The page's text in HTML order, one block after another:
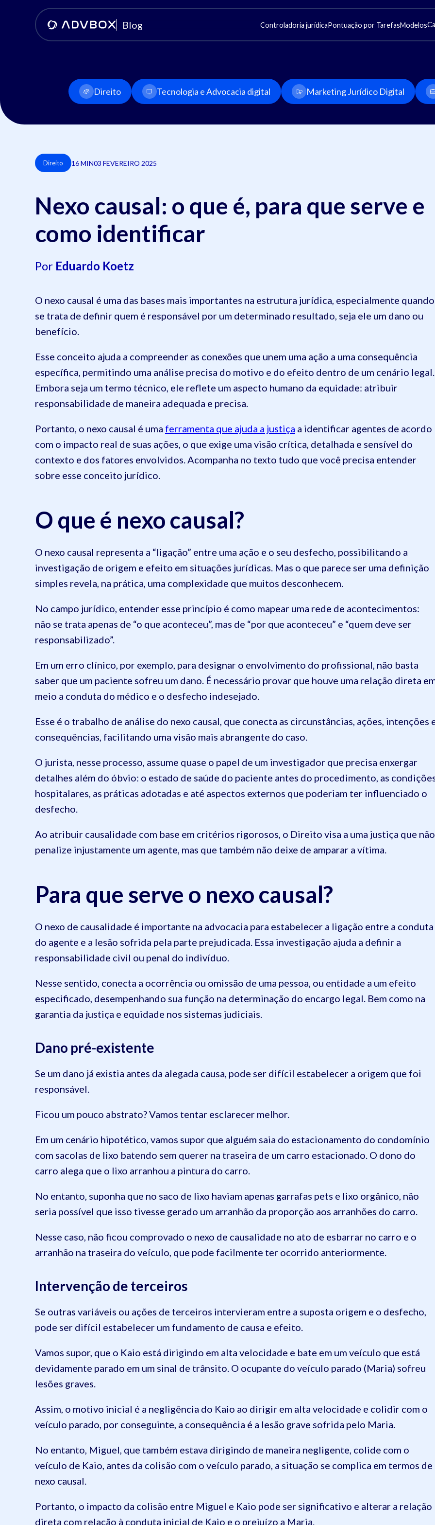
Blog Controladoria jurídicaPontuação por TarefasModelos
Direito Tecnologia e Advocacia digital Marketing Jurídico Digital
Direito 16 MIN03 FEVEREIRO 2025
Nexo causal: o que é, para que serve e
como identificar
Por Eduardo Koetz
O nexo causal é uma das bases mais importantes na estrutura jurídica, especialmente quando
se trata de definir quem é responsável por um determinado resultado, seja ele um dano ou
benefício.
Esse conceito ajuda a compreender as conexões que unem uma ação a uma consequência
específica, permitindo uma análise precisa do motivo e do efeito dentro de um cenário legal.
Embora seja um termo técnico, ele reflete um aspecto humano da equidade: atribuir
responsabilidade de maneira adequada e precisa.
Portanto, o nexo causal é uma ferramenta que ajuda a justiça a identificar agentes de acordo
com o impacto real de suas ações, o que exige uma visão crítica, detalhada e sensível do
contexto e dos fatores envolvidos. Acompanha no texto tudo que você precisa entender
sobre esse conceito jurídico.
O que é nexo causal?
O nexo causal representa a “ligação” entre uma ação e o seu desfecho, possibilitando a
investigação de origem e efeito em situações jurídicas. Mas o que parece ser uma definição
simples revela, na prática, uma complexidade que muitos desconhecem.
No campo jurídico, entender esse princípio é como mapear uma rede de acontecimentos:
não se trata apenas de “o que aconteceu”, mas de “por que aconteceu” e “quem deve ser
responsabilizado”.
Em um erro clínico, por exemplo, para designar o envolvimento do profissional, não basta
saber que um paciente sofreu um dano. É necessário provar que houve uma relação direta
meio a conduta do médico e o desfecho indesejado.
Esse é o trabalho de análise do nexo causal, que conecta as circunstâncias, ações, intenções
consequências, facilitando uma visão mais abrangente do caso.
O jurista, nesse processo, assume quase o papel de um investigador que precisa enxergar
detalhes além do óbvio: o estado de saúde do paciente antes do procedimento, as
hospitalares, as práticas adotadas e até aspectos externos que poderiam ter influenciado o
desfecho.
Ao atribuir causalidade com base em critérios rigorosos, o Direito visa a uma justiça que não
penalize injustamente um agente, mas que também não deixe de amparar a vítima.
Para que serve o nexo causal?
O nexo de causalidade é importante na advocacia para estabelecer a ligação entre a conduta
do agente e a lesão sofrida pela parte prejudicada. Essa investigação ajuda a definir a
responsabilidade civil ou penal do indivíduo.
Nesse sentido, conecta a ocorrência ou omissão de uma pessoa, ou entidade a um efeito
especificado, desempenhando sua função na determinação do encargo legal. Bem como na
garantia da justiça e equidade nos sistemas judiciais.
Dano pré-existente
Se um dano já existia antes da alegada causa, pode ser difícil estabelecer a origem que foi
responsável.
Ficou um pouco abstrato? Vamos tentar esclarecer melhor.
Em um cenário hipotético, vamos supor que alguém saia do estacionamento do condomínio
com sacolas de lixo batendo sem querer na traseira de um carro estacionado. O dono do
carro alega que o lixo arranhou a pintura do carro.
No entanto, suponha que no saco de lixo haviam apenas garrafas pets e lixo orgânico, não
seria possível que isso tivesse gerado um arranhão da proporção aos arranhões do carro.
Nesse caso, não ficou comprovado o nexo de causalidade no ato de esbarrar no carro e o
arranhão na traseira do veículo, que pode facilmente ter ocorrido anteriormente.
Intervenção de terceiros
Se outras variáveis ou ações de terceiros intervieram entre a suposta origem e o desfecho,
pode ser difícil estabelecer um fundamento de causa e efeito.
Vamos supor, que o Kaio está dirigindo em alta velocidade e bate em um veículo que está
devidamente parado em um sinal de trânsito. O ocupante do veículo parado (Maria) sofreu
lesões graves.
Assim, o motivo inicial é a negligência do Kaio ao dirigir em alta velocidade e colidir com o
veículo parado, por conseguinte, a consequência é a lesão grave sofrida pelo Maria.
No entanto, Miguel, que também estava dirigindo de maneira negligente, colide com o
veículo de Kaio, antes da colisão com o veículo parado, a situação se complica em termos de
nexo causal.
Portanto, o impacto da colisão entre Miguel e Kaio pode ser significativo e alterar a relação
direta com relação à conduta inicial de Kaio e o prejuízo a Maria.